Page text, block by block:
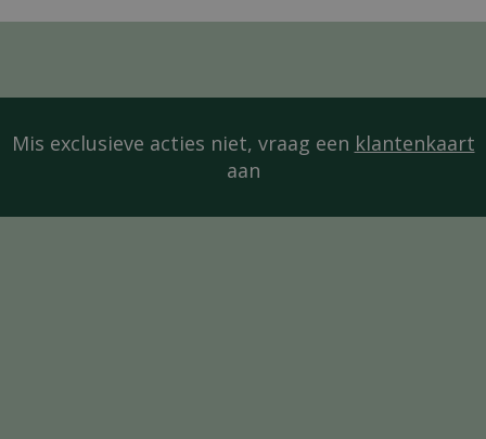
Mis exclusieve acties niet, vraag een klantenkaart
aan